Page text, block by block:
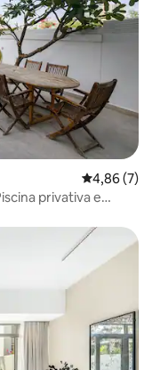
4,86 de uma
4,86 (7)
privativa e